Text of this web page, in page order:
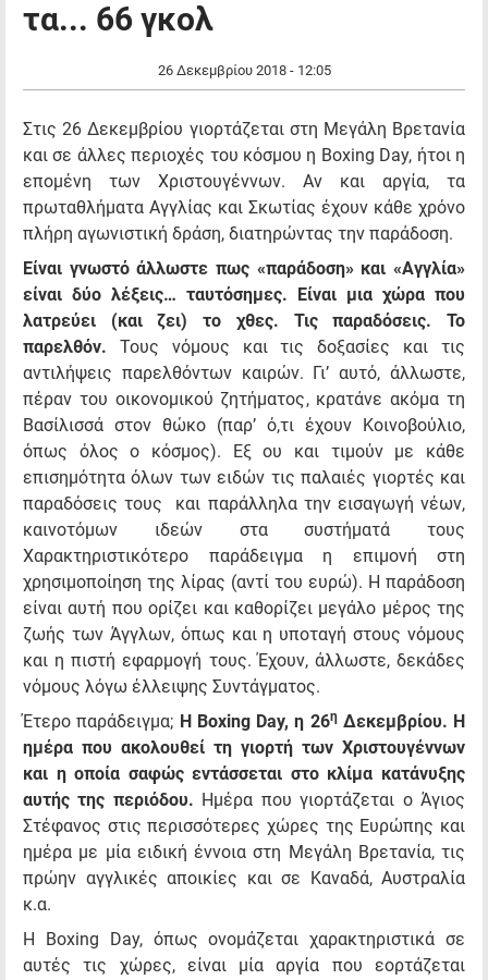
τα... 66 γκολ
26 Δεκεμβρίου 2018 - 12:05
Στις 26 Δεκεμβρίου γιορτάζεται στη Μεγάλη Βρετανία
και σε άλλες περιοχές του κόσμου η Boxing Day, ήτοι η
επομένη των Χριστουγέννων. Αν και αργία, τα
πρωταθλήματα Αγγλίας και Σκωτίας έχουν κάθε χρόνο
πλήρη αγωνιστική δράση, διατηρώντας την παράδοση.
Είναι γνωστό άλλωστε πως «παράδοση» και «Αγγλία»
είναι δύο λέξεις… ταυτόσημες. Είναι μια χώρα που
λατρεύει (και ζει) το χθες. Τις παραδόσεις. Το
παρελθόν. Τους νόμους και τις δοξασίες και τις
αντιλήψεις παρελθόντων καιρών. Γι’ αυτό, άλλωστε,
πέραν του οικονομικού ζητήματος, κρατάνε ακόμα τη
Βασίλισσά στον θώκο (παρ’ ό,τι έχουν Κοινοβούλιο,
όπως όλος ο κόσμος). Εξ ου και τιμούν με κάθε
επισημότητα όλων των ειδών τις παλαιές γιορτές και
παραδόσεις τους και παράλληλα την εισαγωγή νέων,
καινοτόμων ιδεών στα συστήματά τους
Χαρακτηριστικότερο παράδειγμα η επιμονή στη
χρησιμοποίηση της λίρας (αντί του ευρώ). Η παράδοση
είναι αυτή που ορίζει και καθορίζει μεγάλο μέρος της
ζωής των Άγγλων, όπως και η υποταγή στους νόμους
και η πιστή εφαρμογή τους. Έχουν, άλλωστε, δεκάδες
νόμους λόγω έλλειψης Συντάγματος.
Έτερο παράδειγμα; Η Boxing Day, η 26ηΔεκεμβρίου. Η
ημέρα που ακολουθεί τη γιορτή των Χριστουγέννων
και η οποία σαφώς εντάσσεται στο κλίμα κατάνυξης
αυτής της περιόδου. Ημέρα που γιορτάζεται ο Άγιος
Στέφανος στις περισσότερες χώρες της Ευρώπης και
ημέρα με μία ειδική έννοια στη Μεγάλη Βρετανία, τις
πρώην αγγλικές αποικίες και σε Καναδά, Αυστραλία
κ.α.
Η Boxing Day, όπως ονομάζεται χαρακτηριστικά σε
αυτές τις χώρες, είναι μία αργία που εορτάζεται